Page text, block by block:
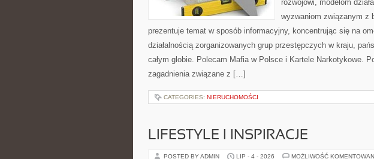
rozwojowi, modelom
wyzwaniom związanym z
prezentuje temat w sposób informacyjny, koncentrując się na
działalnością zorganizowanych grup przestępczych w kraju,
całym globie. Polecam Mafia w Polsce i Kartele Narkotykowe.
zagadnienia związane z […]
CATEGORIES: NIERUCHOMOŚCI
LIFESTYLE I INSPIRACJE
POSTED BY ADMIN LIP - 4 - 2026 MOŻLIWOŚĆ